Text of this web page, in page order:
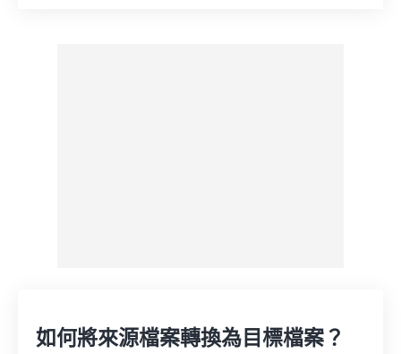
如何將來源檔案轉換為目標檔案？